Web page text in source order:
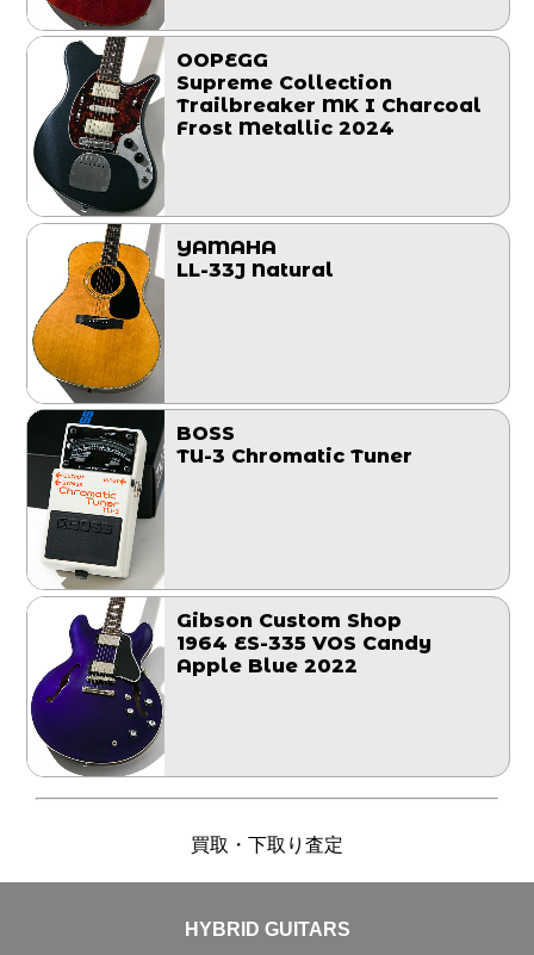
OOPEGG
Supreme Collection
Trailbreaker MK I Charcoal
Frost Metallic 2024
YAMAHA
LL-33J Natural
BOSS
TU-3 Chromatic Tuner
Gibson Custom Shop
1964 ES-335 VOS Candy
Apple Blue 2022
買取・下取り査定
HYBRID GUITARS